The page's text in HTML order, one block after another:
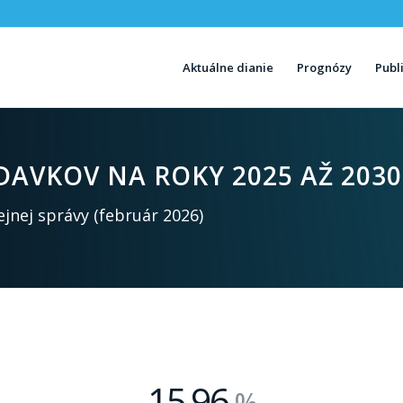
Aktuálne dianie Prognózy
NA ROKY 2025 AŽ 2030
správy (február 2026)